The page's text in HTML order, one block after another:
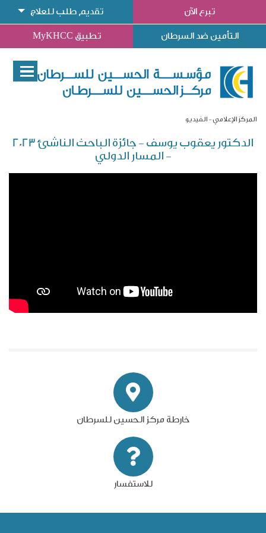
تبرع الآن تقديم طلب للعلاج
التأمين ضد السرطان تطبيق MyKHCC
المركز الإعلامي الفيديو
الدكتور يعقوب يوسف - جائزة الباحث الناشئ 2023
- المسار الدولي
خارطة مركز الحسين للسرطان
للاستفسار